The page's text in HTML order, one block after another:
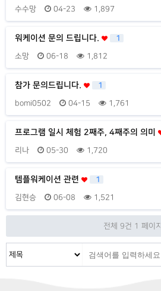
수수망 04-23 1,897
워케이션 문의 드립니다. 1
소망 06-18 1,812
참가 문의드립니다. 1
bomi0502 04-15 1,761
프로그램 일시 체험 2째주, 4째주의 의미
리나 05-30 1,720
템플워케이션 관련 1
김현승 06-08 1,521
전체 9건 1 페이지